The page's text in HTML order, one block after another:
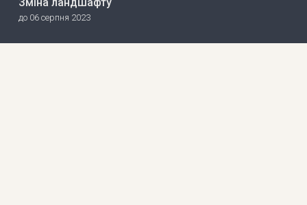
до 06 серпня 2023